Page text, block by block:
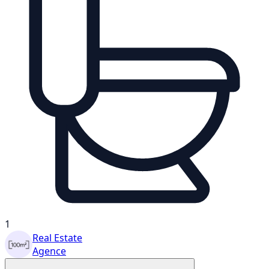
1
Real Estate
Agence